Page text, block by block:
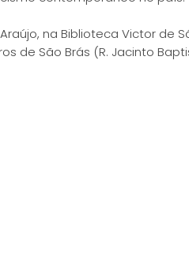
na Biblioteca Victor de
de São Brás (R. Jacinto